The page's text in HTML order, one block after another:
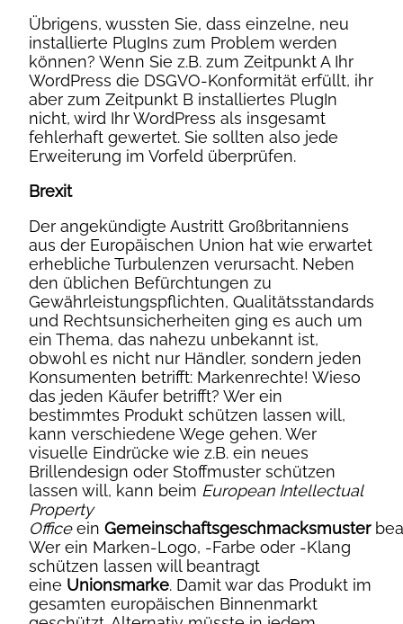
Übrigens, wussten Sie, dass einzelne, neu
installierte PlugIns zum Problem werden
können? Wenn Sie z.B. zum Zeitpunkt A Ihr
WordPress die DSGVO-Konformität erfüllt, ihr
aber zum Zeitpunkt B installiertes PlugIn
nicht, wird Ihr WordPress als insgesamt
fehlerhaft gewertet. Sie sollten also jede
Erweiterung im Vorfeld überprüfen.
Brexit
Der angekündigte Austritt Großbritanniens
aus der Europäischen Union hat wie erwartet
erhebliche Turbulenzen verursacht. Neben
den üblichen Befürchtungen zu
Gewährleistungspflichten, Qualitätsstandards
und Rechtsunsicherheiten ging es auch um
ein Thema, das nahezu unbekannt ist,
obwohl es nicht nur Händler, sondern jeden
Konsumenten betrifft: Markenrechte! Wieso
das jeden Käufer betrifft? Wer ein
bestimmtes Produkt schützen lassen will,
kann verschiedene Wege gehen. Wer
visuelle Eindrücke wie z.B. ein neues
Brillendesign oder Stoffmuster schützen
lassen will, kann beim European Intellectual
Property
Officeein Gemeinschaftsgeschmacksmuster
Wer ein Marken-Logo, -Farbe oder -Klang
schützen lassen will beantragt
eine Unionsmarke. Damit war das Produkt im
gesamten europäischen Binnenmarkt